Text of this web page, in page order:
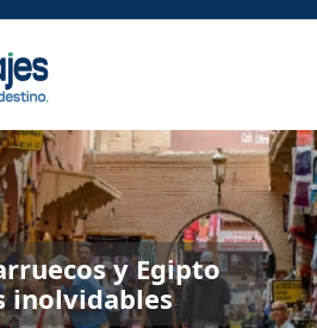
y Egipto
inolvidables